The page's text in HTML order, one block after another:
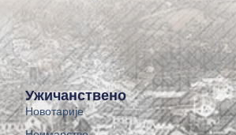
Ужичанствено
Новотарије